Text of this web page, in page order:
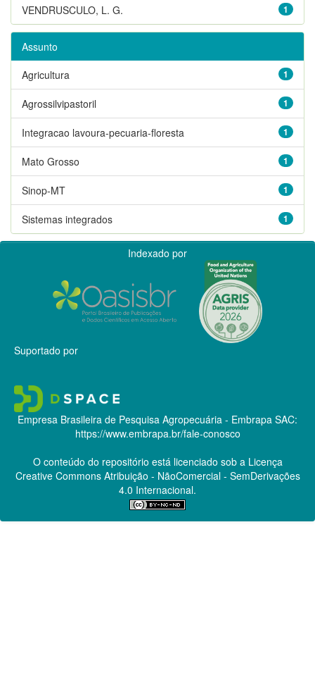
1
VENDRUSCULO, L. G.
Assunto
1
Agricultura
1
Agrossilvipastoril
1
Integracao lavoura-pecuaria-floresta
1
Mato Grosso
1
Sinop-MT
1
Sistemas integrados
Indexado por
Suportado por
Empresa Brasileira de Pesquisa Agropecuária - Embrapa SAC:
https://www.embrapa.br/fale-conosco
O conteúdo do repositório está licenciado sob a Licença
Creative CommonsAtribuição - NãoComercial - SemDerivações
4.0 Internacional.